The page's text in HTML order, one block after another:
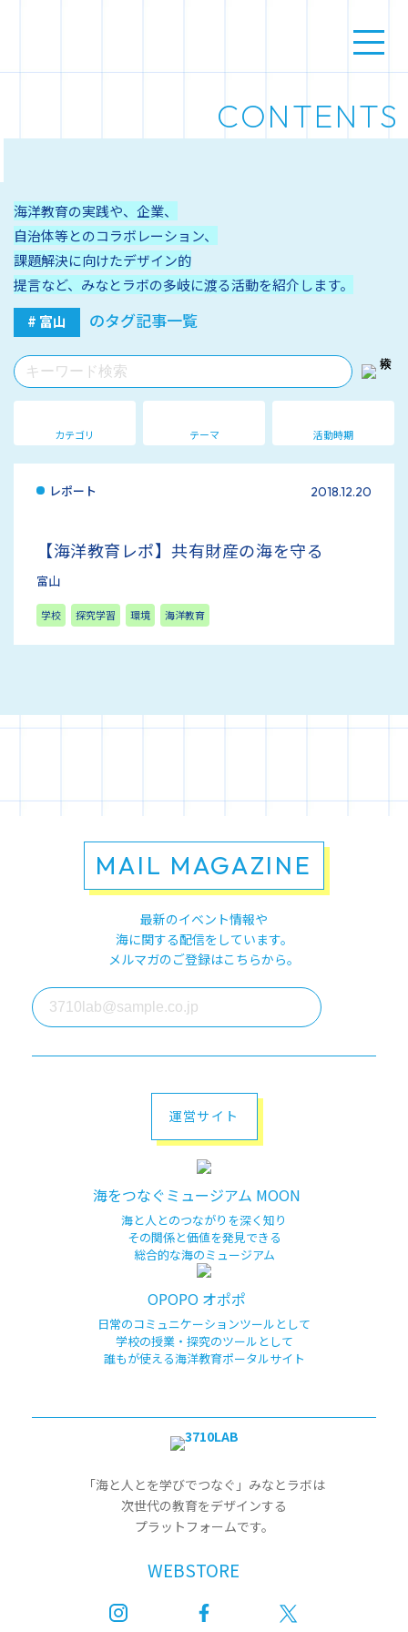
CONTENTS
海洋教育の実践や、企業、
自治体等とのコラボレーション、
課題解決に向けたデザイン的
提言など、みなとラボの多岐に渡る活動を紹介します。
カテゴリ テーマ 活動時期
# 富山 のタグ記事一覧
レポート 2018.12.20
【海洋教育レポ】共有財産の海を守る
富山
学校 探究学習 環境 海洋教育
MAIL MAGAZINE
最新のイベント情報や
海に関する配信をしています。
メルマガのご登録はこちらから。
運営サイト
海をつなぐミュージアム MOON
海と人とのつながりを深く知り
その関係と価値を発見できる
総合的な海のミュージアム
OPOPO オポポ
日常のコミュニケーションツールとして
学校の授業・探究のツールとして
誰もが使える海洋教育ポータルサイト
「海と人とを学びでつなぐ」みなとラボは
次世代の教育をデザインする
プラットフォームです。
WEBSTORE